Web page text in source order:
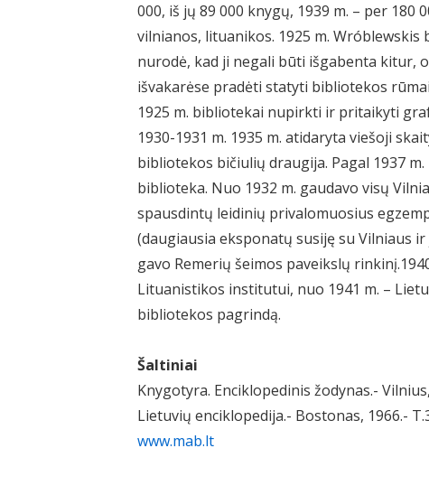
000, iš jų 89 000 knygų, 1939 m. – per
vilnianos, lituanikos. 1925 m.
nurodė, kad ji negali būti išgabenta kitur,
išvakarėse pradėti statyti bibliotekos
1925 m. bibliotekai nupirkti ir pritaikyti
1930-1931 m. 1935 m. atidaryta viešoji
bibliotekos bičiulių draugija. Pagal 1937
biblioteka. Nuo 1932 m. gaudavo visų
spausdintų leidinių privalomuosius
(daugiausia eksponatų susiję su Vilniaus
gavo Remerių šeimos paveikslų
Lituanistikos institutui, nuo 1941 m. –
bibliotekos pagrindą.
Šaltiniai
Knygotyra. Enciklopedinis žodynas.-
Lietuvių enciklopedija.- Bostonas, 1966.-
www.mab.lt